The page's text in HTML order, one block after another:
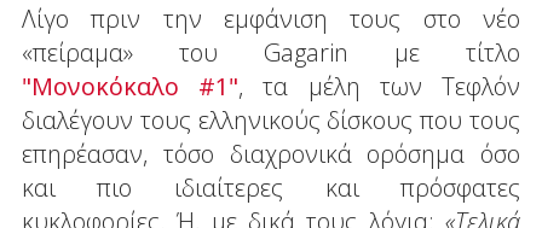
Λίγο πριν την εμφάνιση τους στο νέο
«πείραμα» του Gagarin με τίτλο
"Μονοκόκαλο #1", τα μέλη των Τεφλόν
διαλέγουν τους ελληνικούς δίσκους που τους
επηρέασαν, τόσο διαχρονικά ορόσημα όσο
και πιο ιδιαίτερες και πρόσφατες
κυκλοφορίες. Ή, με δικά τους λόγια:«Τελικά